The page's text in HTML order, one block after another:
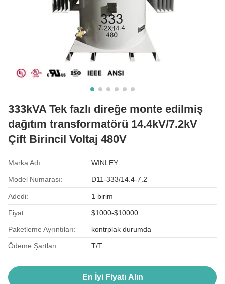
333kVA Tek fazlı direğe monte edilmiş
dağıtım transformatörü 14.4kV/7.2kV
Çift Birincil Voltaj 480V
Marka Adı: WINLEY
Model Numarası: D11-333/14.4-7.2
Adedi: 1 birim
Fiyat: $1000-$10000
Paketleme Ayrıntıları: kontrplak durumda
Ödeme Şartları: T/T
En İyi Fiyatı Alın